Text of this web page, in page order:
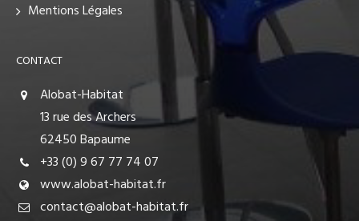
Mentions Légales
CONTACT
Alobat-Habitat
13 rue des Archers
62450 Bapaume
+33 (0) 9 67 77 74 07
www.alobat-habitat.fr
contact@alobat-habitat.fr